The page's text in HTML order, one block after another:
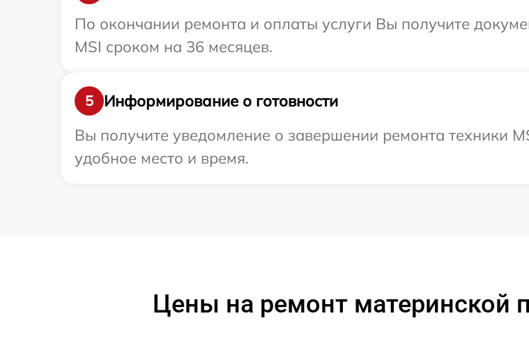
По окончании ремонта и оплаты услуги Вы получите
MSI сроком на 36 месяцев.
5
Информирование о готовности
Вы получите уведомление о завершении ремонта техники
удобное место и время.
Цены на ремонт материнской